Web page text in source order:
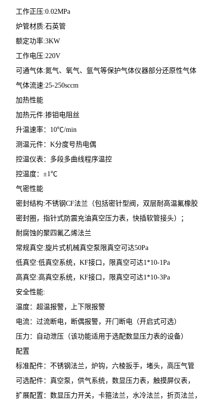
工作正压:0.02MPa
炉管材质:石英管
额定功率:3KW
工作电压:220V
可通气体:氮气、氧气、氩气等保护气体仪器部分还原性气体
气体流速:25-250sccm
加热性能
加热元件:掺钼电阻丝
升温速率：10℃/min
测温元件：K分度号热电偶
控温仪表：多段多曲线程序温控
控温度：±1℃
气密性能
密封结构:不锈钢CF法兰（包括密针型阀，双层耐高温氟橡胶
密封圈，指针式防震充油真空压力表，快插软管接头）；
耐腐蚀的聚四氟乙烯法兰
常规真空:旋片式机械真空泵限真空可达50Pa
低真空:低真空系统，KF接口，限真空可达1*10-1Pa
高真空:高真空系统，KF接口，限真空可达1*10-3Pa
安全性能:
温度：超温报警，上下限报警
电流：过流断电，断偶报警，开门断电（开启式可选）
压力：自动泄压（该功能适用于选配数显压力表的设备）
配置
标准配件：不锈钢法兰，炉钩，六棱扳手，堵头，高压气管
可选配件：真空泵，供气系统，数显压力表，触摸屏仪表，
扩展配置：数显压力开关，卡箍法兰，水冷法兰，折页法兰，